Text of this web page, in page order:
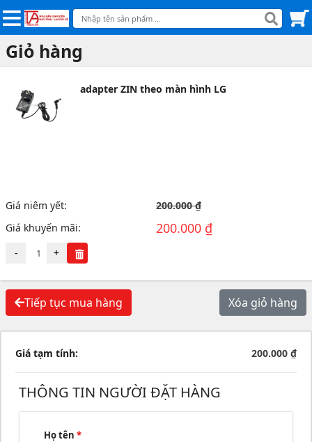
Giỏ hàng
adapter ZIN theo màn hình LG
Giá niêm yết:
200.000 ₫
Giá khuyến mãi:
200.000 ₫
- +
Tiếp tục mua hàng Xóa giỏ hàng
Giá tạm tính: 200.000 ₫
THÔNG TIN NGƯỜI ĐẶT HÀNG
Họ tên *